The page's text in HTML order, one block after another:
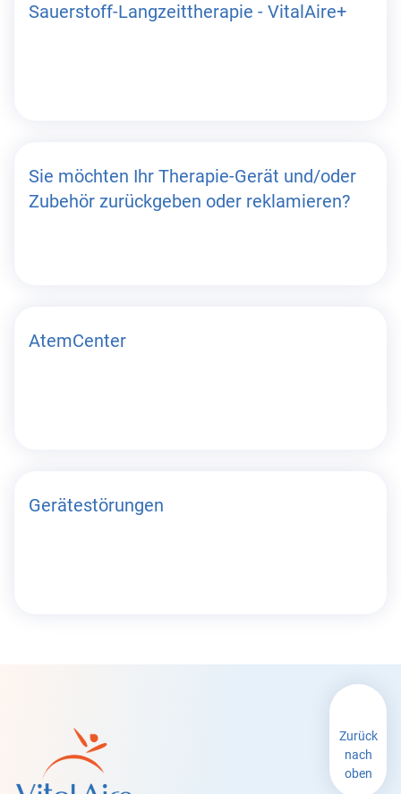
Sauerstoff-Langzeittherapie - VitalAire+
Sie möchten Ihr Therapie-Gerät und/oder
Zubehör zurückgeben oder reklamieren?
AtemCenter
Gerätestörungen
Zurück
nach
oben